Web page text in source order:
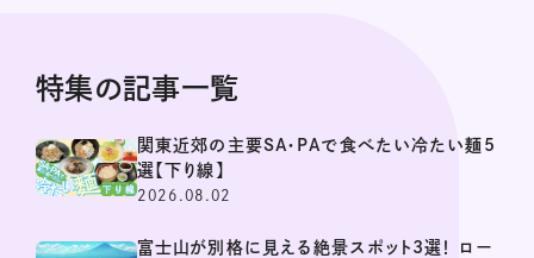
特集の記事一覧
関東近郊の主要SA・PAで食べたい冷たい麺5
選【下り線】
2026.08.02
富士山が別格に見える絶景スポット3選！ ロー